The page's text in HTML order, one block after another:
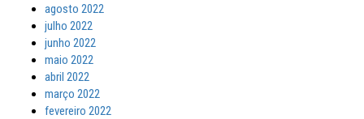
agosto 2022
julho 2022
junho 2022
maio 2022
abril 2022
março 2022
fevereiro 2022